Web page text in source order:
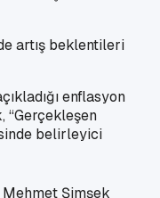
artış beklentileri
enflasyon
“Gerçekleşen
belirleyici
Mehmet Şimşek